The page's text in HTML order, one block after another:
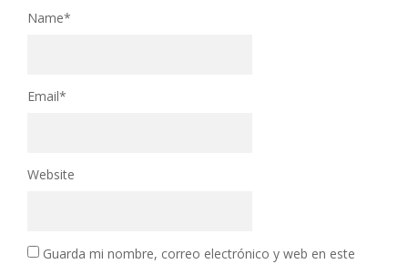
Name*
Email*
Website
Guarda mi nombre, correo electrónico y web en este